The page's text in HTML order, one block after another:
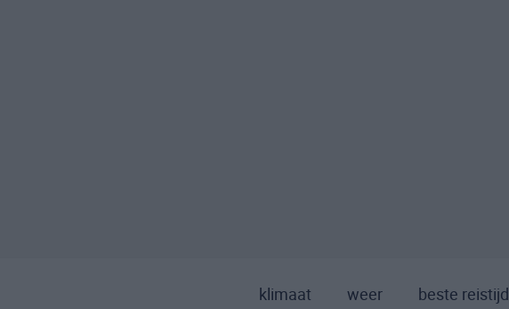
klimaat weer beste reistijd